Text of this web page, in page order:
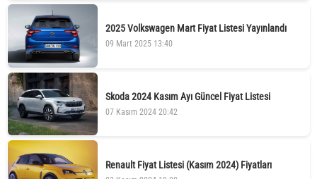
2025 Volkswagen Mart Fiyat Listesi Yayınlandı
09 Mart 2025 13:40
Skoda 2024 Kasım Ayı Güncel Fiyat Listesi
07 Kasım 2024 20:42
Renault Fiyat Listesi (Kasım 2024) Fiyatları